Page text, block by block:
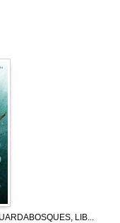
LIB...